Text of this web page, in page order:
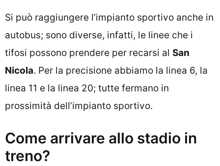
Si può raggiungere l’impianto sportivo anche in
autobus; sono diverse, infatti, le linee che i
tifosi possono prendere per recarsi al San
Nicola. Per la precisione abbiamo la linea 6, la
linea 11 e la linea 20; tutte fermano in
prossimità dell’impianto sportivo.
Come arrivare allo stadio in
treno?